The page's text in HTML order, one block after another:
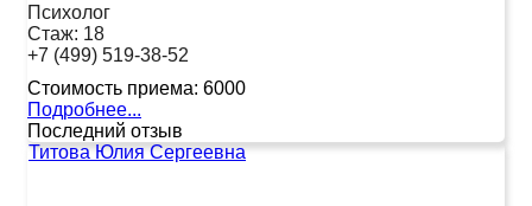
Психолог
Стаж: 18
+7 (499) 519-38-52
Стоимость приема: 6000
Подробнее...
Последний отзыв
Титова Юлия Сергеевна